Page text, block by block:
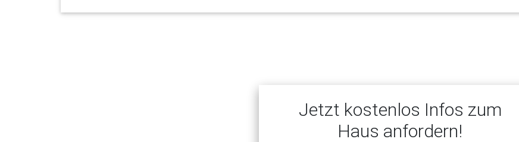
Jetzt kostenlos Infos zum
Haus anfordern!